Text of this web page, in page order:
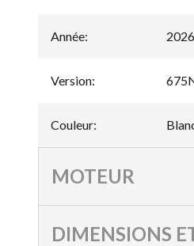
Année: 2026
Version:
Couleur:
MOTEUR
DIMENSIONS